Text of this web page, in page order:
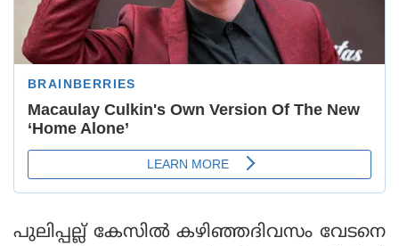
പുലിപ്പല്ല് കേസില്‍ കഴിഞ്ഞദിവസം വേടനെ